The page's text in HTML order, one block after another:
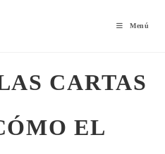
Menú
CARTAS
EL